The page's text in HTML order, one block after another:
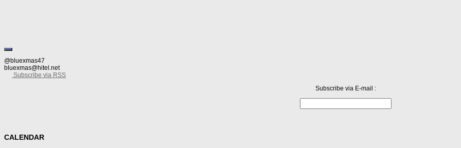
@bluexmas47
bluexmas@hitel.net
Subscribe via RSS
Subscribe via E-mail :
CALENDAR